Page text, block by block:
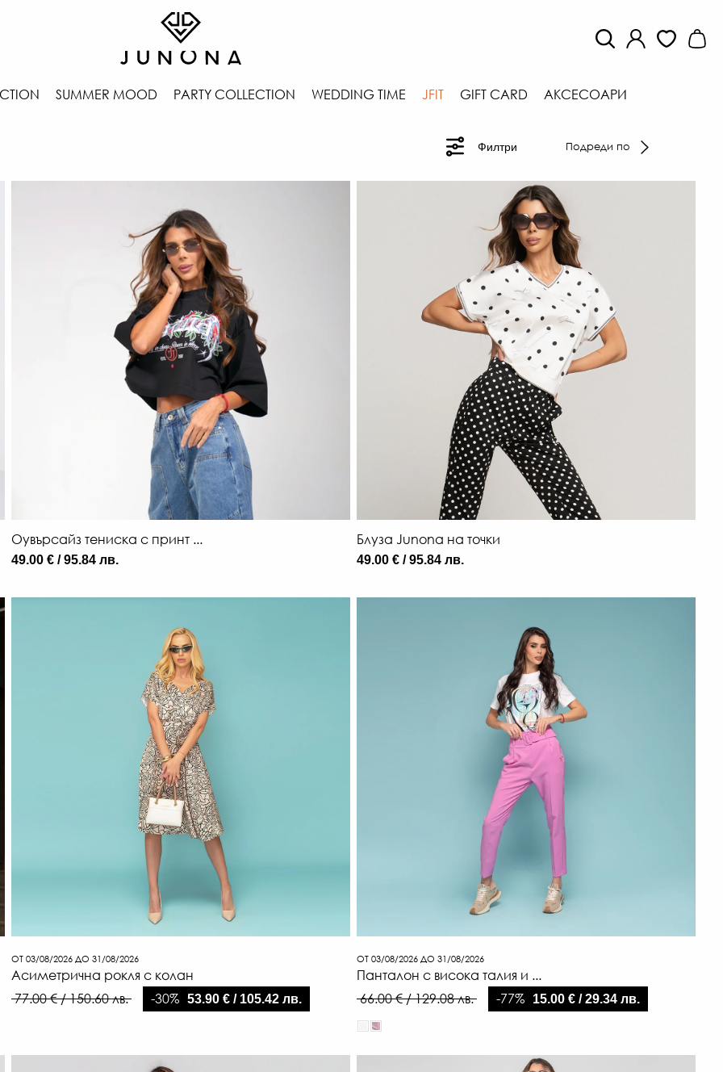
SUMMER MOOD PARTY COLLECTION WEDDING TIME JFIT GIFT CARD АКСЕСОАРИ
Филтри Подреди по
Оувърсайз тениска с принт ...
49.00 € / 95.84 лв.
Блуза Junona на точки
49.00 € / 95.84 лв.
ОТ 03/08/2026 ДО 31/08/2026
Асиметрична рокля с колан
77.00 € / 150.60 лв.
-30% 53.90 € / 105.42 лв.
ОТ 03/08/2026 ДО 31/08/2026
Панталон с висока талия и ...
66.00 € / 129.08 лв.
-77% 15.00 € / 29.34 лв.